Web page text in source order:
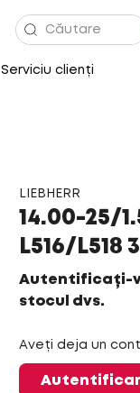
Serviciu clienți
LIEBHERR
14.00-25/
L516/L518
Autentificați-
stocul dvs.
Aveți deja un